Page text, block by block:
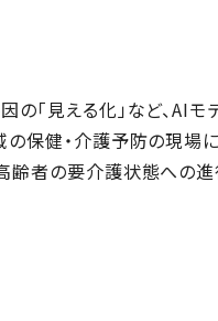
「見える化」など、AI
の保健・介護予防の現場
齢者の要介護状態への